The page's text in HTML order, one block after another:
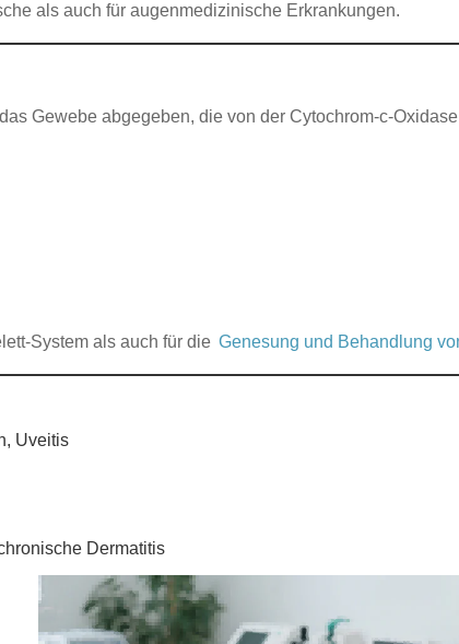
als auch für augenmedizinische Erkrankungen.
Gewebe abgegeben, die von der Cytochrom-c-
System als auch für die Genesung und Behandlung
Uveitis
Dermatitis